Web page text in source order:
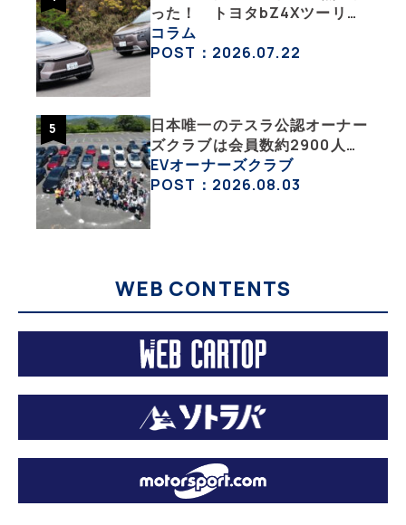
った！ トヨタbZ4Xツーリン
グ＆スバル・トレイルシーカー
が販売絶好調なワケ
コラム
POST：2026.07.22
日本唯一のテスラ公認オーナー
ズクラブは会員数約2900人の
一般社団法人〈テスラオーナー
ズクラブジャパン（TOCJ）〉
EVオーナーズクラブ
POST：2026.08.03
WEB CONTENTS